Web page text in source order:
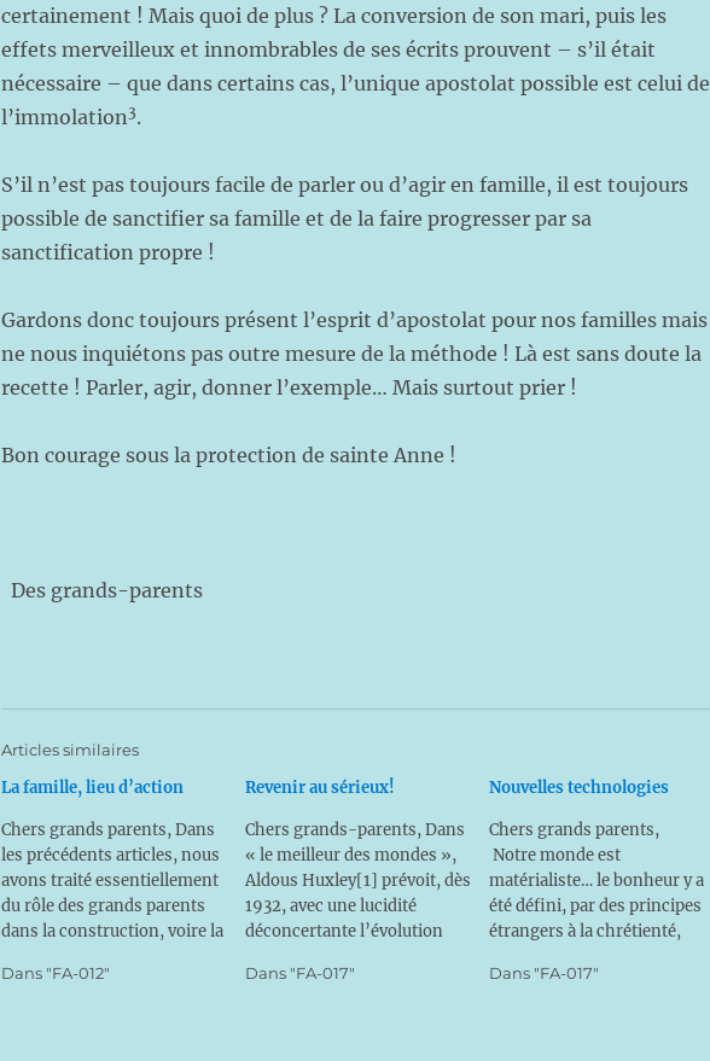
certainement ! Mais quoi de plus ? La conversion de son mari, puis les
effets merveilleux et innombrables de ses écrits prouvent – s’il était
nécessaire – que dans certains cas, l’unique apostolat possible est celui de
l’immolation3.
S’il n’est pas toujours facile de parler ou d’agir en famille, il est toujours
possible de sanctifier sa famille et de la faire progresser par sa
sanctification propre !
Gardons donc toujours présent l’esprit d’apostolat pour nos familles mais
ne nous inquiétons pas outre mesure de la méthode ! Là est sans doute la
recette ! Parler, agir, donner l’exemple… Mais surtout prier !
Bon courage sous la protection de sainte Anne !
Des grands-parents
Articles similaires
La famille, lieu d’action
Chers grands parents, Dans
les précédents articles, nous
avons traité essentiellement
du rôle des grands parents
dans la construction, voire la
Il nous paraît utile de parler
Dans "FA-012"
Revenir au sérieux!
Chers grands-parents, Dans
« le meilleur des mondes »,
Aldous Huxley[1] prévoit, dès
1932, avec une lucidité
déconcertante l’évolution
fondé sur les principes
Dans "FA-017"
Nouvelles technologies
Chers grands parents,
Notre monde est
matérialiste… le bonheur y a
été défini, par des principes
étrangers à la chrétienté,
richesse matérielle…
Dans "FA-017"